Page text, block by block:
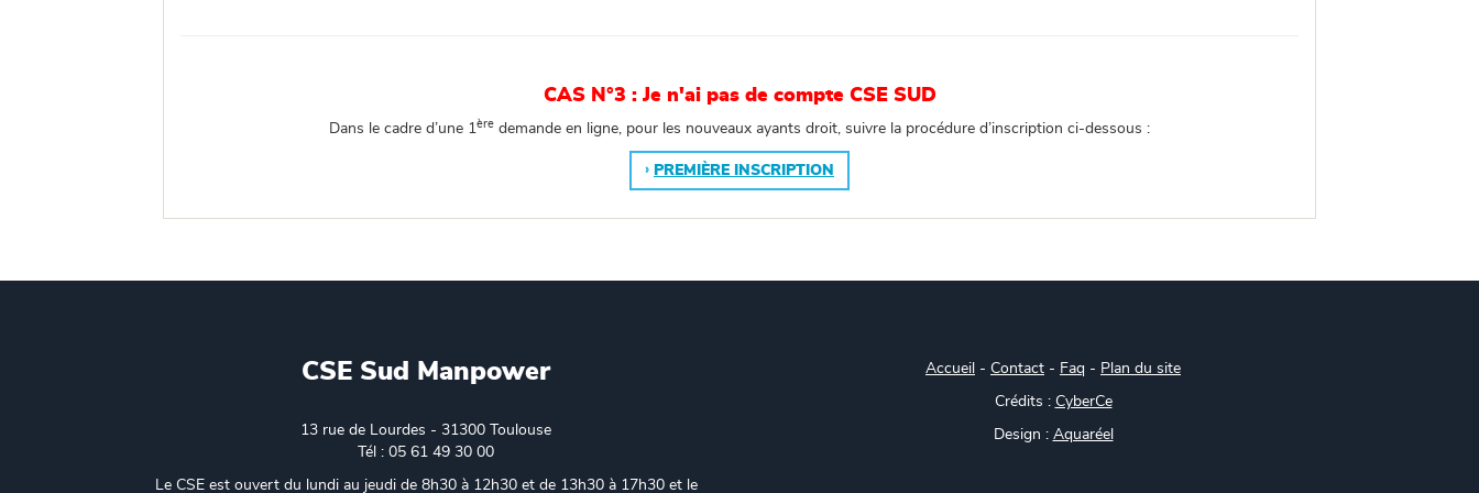
CAS N°3 : Je n'ai pas de compte CSE SUD
Dans le cadre d’une 1ère demande en ligne, pour les nouveaux ayants droit, suivre la procédure d’inscription ci-dessous :
PREMIÈRE INSCRIPTION
CSE Sud Manpower
13 rue de Lourdes - 31300 Toulouse
Tél : 05 61 49 30 00
Le CSE est ouvert du lundi au jeudi de 8h30 à 12h30 et de 13h30 à 17h30 et le
Accueil - Contact - Faq - Plan du site
Crédits : CyberCe
Design : Aquaréel